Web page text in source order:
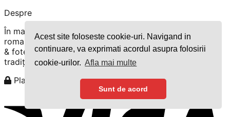
Acest site foloseste cookie-uri. Navigand in
continuare, va exprimati acordul asupra folosirii
cookie-urilor. Afla mai multe
Sunt de acord
Despre
În magazinul nostru găsiți o gamă variată de ii
romanești, rochii tradiționale, costume românești, veste
& fote. Pentru bărbați vă încântam cu cămași & brâuri
tradiționale.
Plata securizată cu cardul